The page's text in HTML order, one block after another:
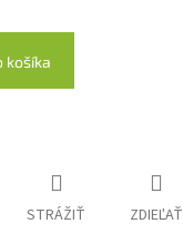
košíka
STRÁŽIŤ ZDIEĽAŤ